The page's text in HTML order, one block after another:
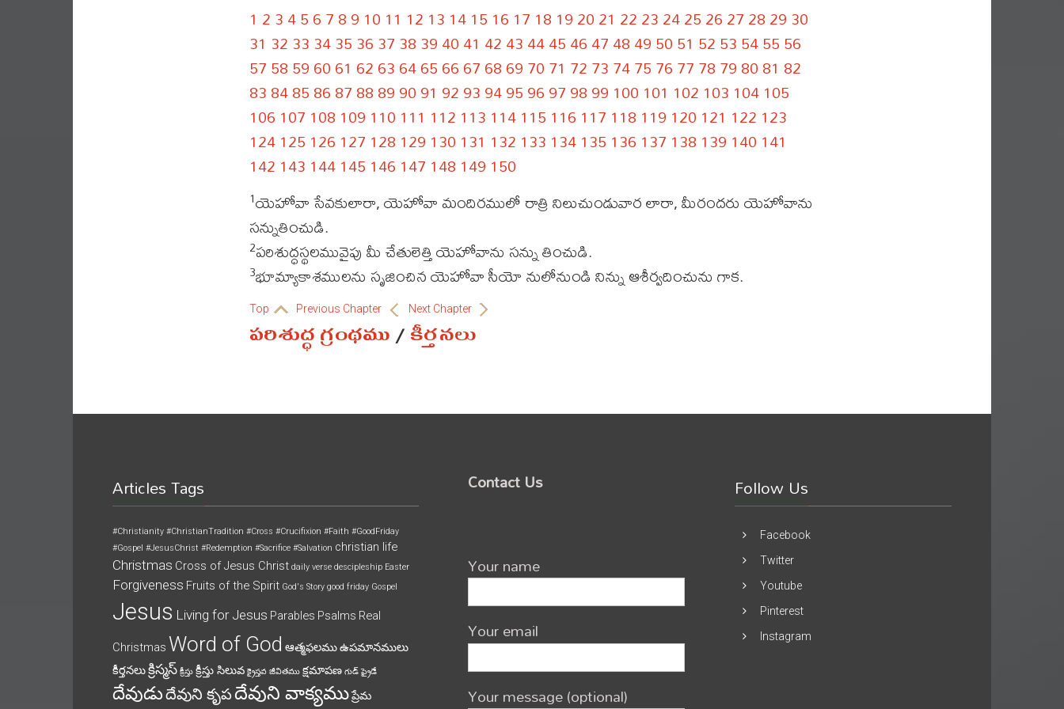
1 23456789 10 11 12 13 1415 16 17 18 192021 222324252627282930
31 32333435363738394041 42434445464748495051 5253545556
5758596061 62636465666768697071 72737475767778798081 82
838485868788899091 9293949596979899 100 101 102 103 104105
106 107 108 109 110 111 112 113 114115 116 117 118 119 120 121 122 123
124125 126 127 128 129 130 131 132 133 134135 136 137 138 139 140 141
142 143 144145 146 147 148 149 150
1యెహోవా సేవకులారా, యెహోవా మందిరములో రాత్రి నిలుచుండువార లారా, మీరందరు యెహోవాను
సన్నుతించుడి.
2పరిశుద్ధస్థలమువైపు మీ చేతులెత్తి యెహోవాను సన్ను తించుడి.
3భూమ్యాకాశములను సృజించిన యెహోవా సీయో నులోనుండి నిన్ను ఆశీర్వదించును గాక.
Top Previous Chapter Next Chapter
పరిశుద్ధ గ్రంథము/కీర్తనలు
Articles Tags
#Christianity #ChristianTradition #Cross #Crucifixion #Faith #GoodFriday
#Gospel #JesusChrist #Redemption #Sacrifice #Salvation christian life
Christmas Cross of Jesus Christ daily verse descipleship Easter
Forgiveness Fruits of the Spirit God's Story good friday Gospel
Jesus Living for Jesus Parables Psalms Real
Christmas Word of God ఆత్మఫలముఉపమానములు
కీర్తనలుక్రిస్మస్ క్రీస్తు క్రీస్తు సిలువ క్రైస్తవ జీవితము క్షమాపణ గుడ్ ఫ్రైడే
దేవుడుదేవుని కృపదేవుని వాక్యముప్రేమ
Contact Us
Your name
Your email
Your message (optional)
Follow Us
Facebook
Twitter
Youtube
Pinterest
Instagram